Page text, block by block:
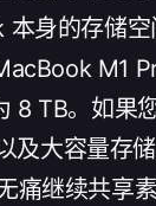
身的存储
M1
TB。如果
及大容量存
继续共享